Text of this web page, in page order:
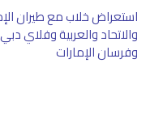
استعراض خلاب مع طيران
والاتحاد والعربية وفلاي دبي
وفرسان الإمارات